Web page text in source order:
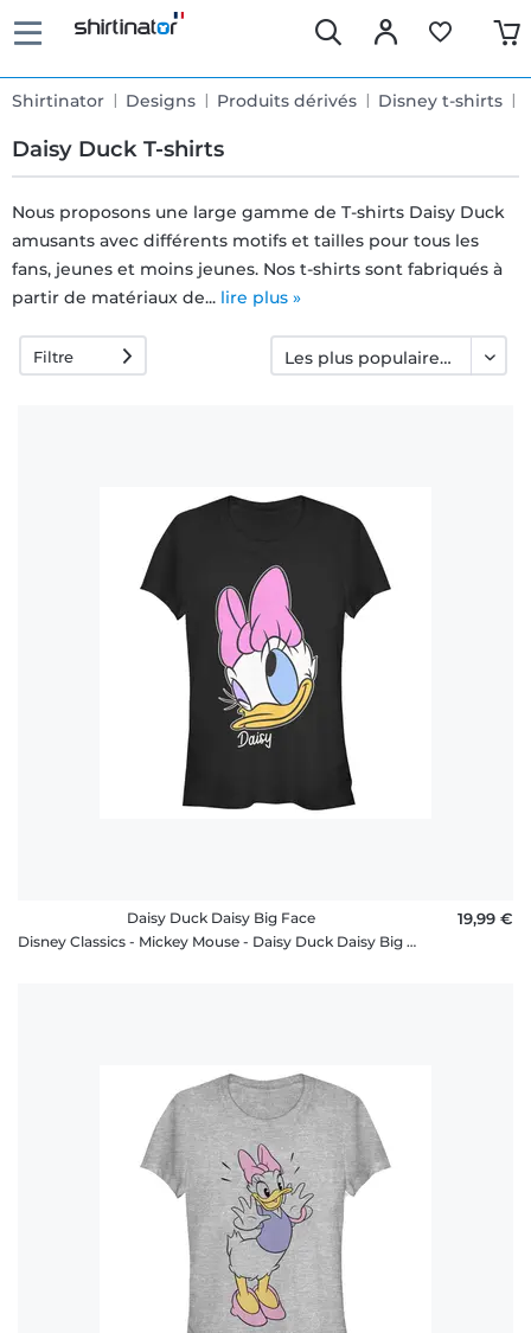
Shirtinator Designs Produits dérivés Disney t-shirts
Daisy Duck T-shirts
Livraison
rapide
Échange
rétractation
Nous proposons une large gamme de T-shirts Daisy Duck
amusants avec différents motifs et tailles pour tous les
fans, jeunes et moins jeunes. Nos t-shirts sont fabriqués à
partir de matériaux de... lire plus »
Filtre
Daisy Duck Daisy Big Face
Disney Classics - Mickey Mouse - Daisy Duck Daisy Big Face - Femme T-shirt
19,99 €